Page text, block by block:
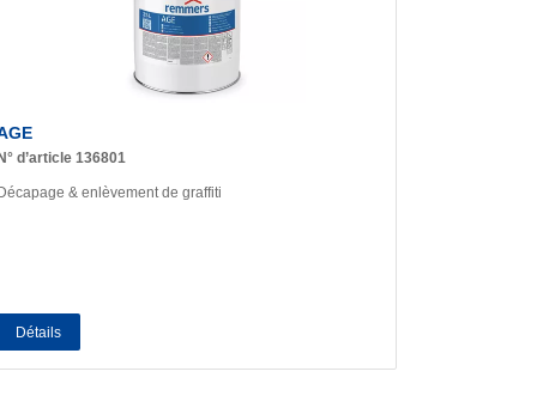
d’article 136801
& enlèvement de graffiti
Détails